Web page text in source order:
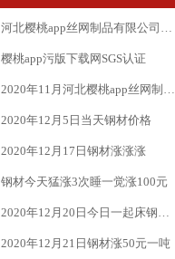
河北樱桃app丝网制品有限公司_十月一放假公告
樱桃app污版下载网SGS认证
2020年11月河北樱桃app丝网制品有限公司最新疫情防控工作
2020年12月5日当天钢材价格
2020年12月17日钢材涨涨涨
钢材今天猛涨3次睡一觉涨100元
2020年12月20日今日一起床钢材又是一波涨涨涨
2020年12月21日钢材涨50元一吨